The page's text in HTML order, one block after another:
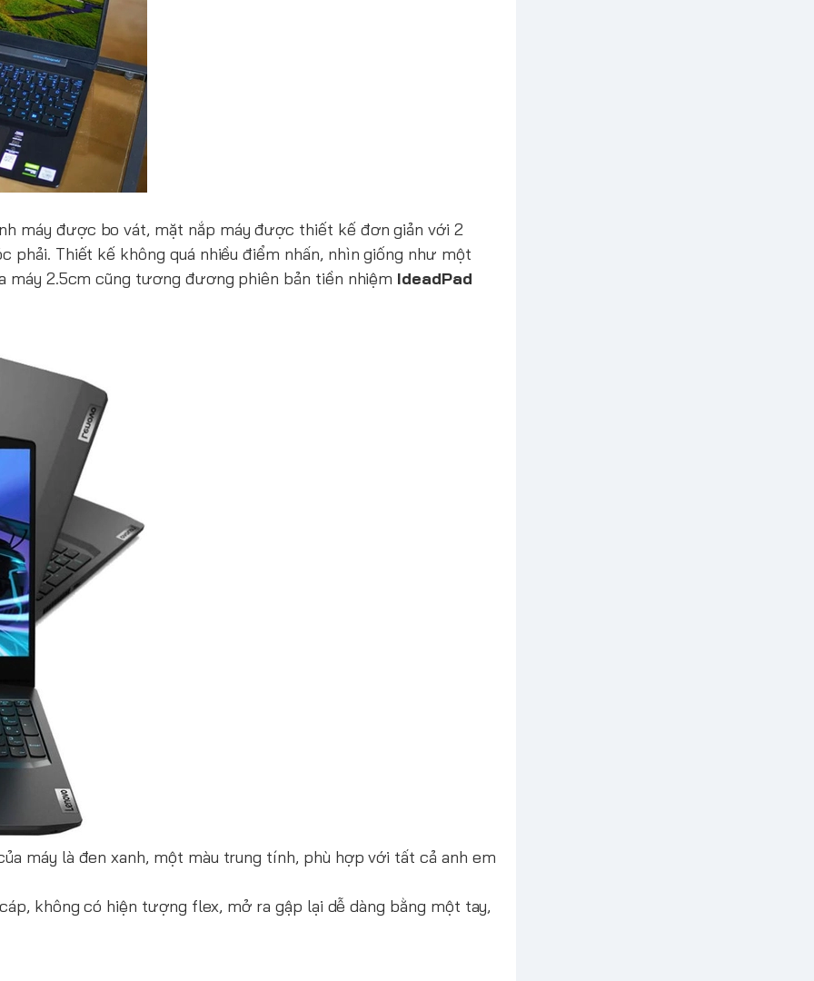
máy được bo vát, mặt nắp máy được thiết kế đơn giản với 2
Thiết kế không quá nhiều điểm nhấn, nhìn giống như một
máy 2.5cm cũng tương đương phiên bản tiền nhiệm IdeadPad
máy là đen xanh, một màu trung tính, phù hợp với tất cả anh em
không có hiện tượng flex, mở ra gập lại dễ dàng bằng một tay,